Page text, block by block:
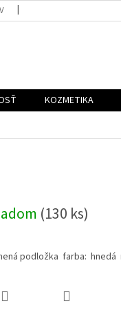
KOZMETIKA
(130 ks)
podložka farba: hnedá